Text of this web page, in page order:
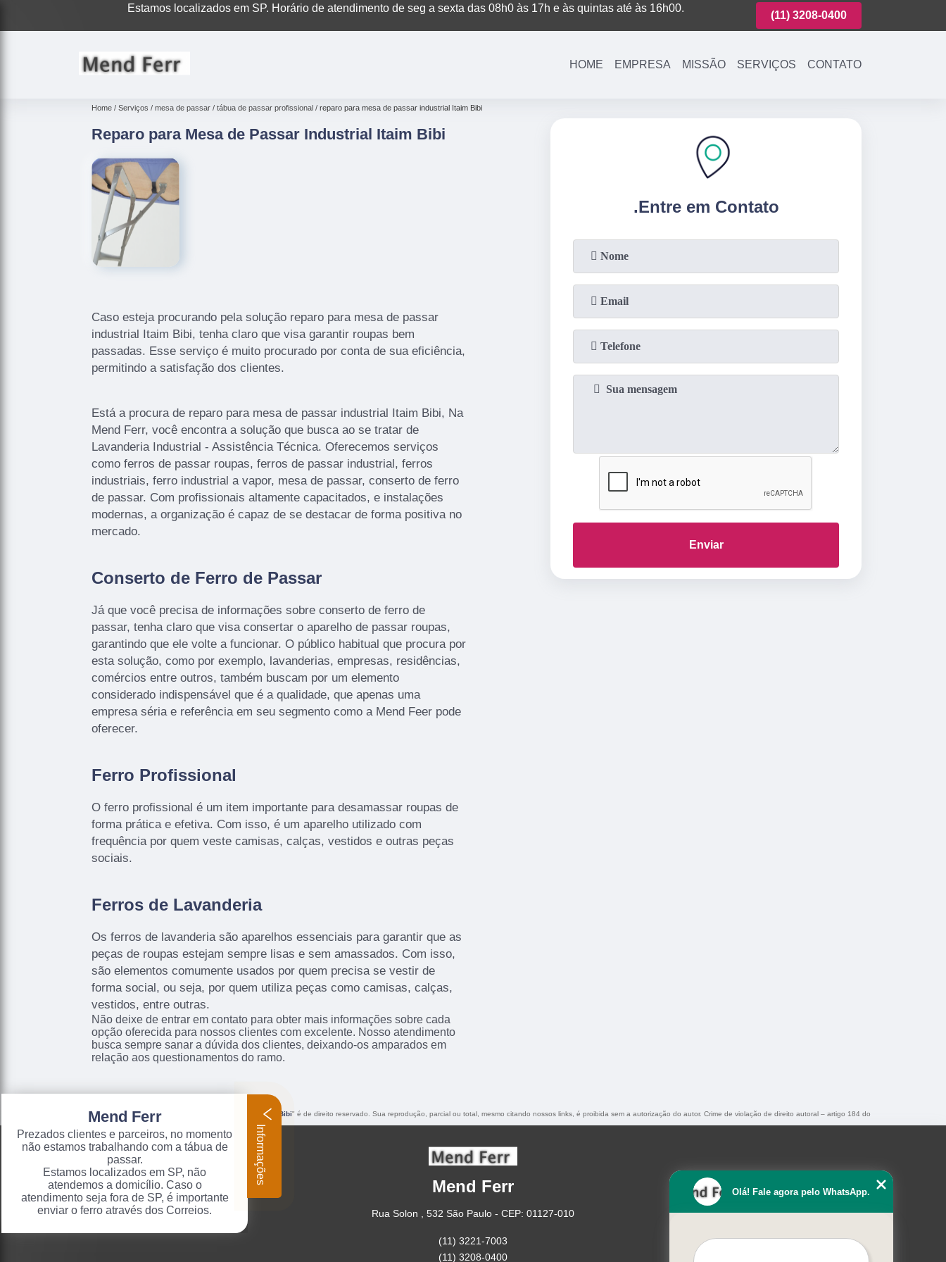
Estamos localizados em SP. Horário de atendimento de seg a sexta das 08h0 às 17h e às quintas até às 16h00.
(11)3221-7003 (11) 3208-0400 (11)3221-7003 (11) 3208-0400
HOME EMPRESA MISSÃO SERVIÇOS CONTATO
Home Serviços mesa de passar tábua de passar profissional reparo para mesa de passar industrial Itaim Bibi
Reparo para Mesa de Passar Industrial Itaim Bibi
Caso esteja procurando pela solução reparo para mesa de passar
industrial Itaim Bibi, tenha claro que visa garantir roupas bem
passadas. Esse serviço é muito procurado por conta de sua eficiência,
permitindo a satisfação dos clientes.
Está a procura de reparo para mesa de passar industrial Itaim Bibi, Na
Mend Ferr, você encontra a solução que busca ao se tratar de
Lavanderia Industrial - Assistência Técnica. Oferecemos serviços
como ferros de passar roupas, ferros de passar industrial, ferros
industriais, ferro industrial a vapor, mesa de passar, conserto de ferro
de passar. Com profissionais altamente capacitados, e instalações
modernas, a organização é capaz de se destacar de forma positiva no
mercado.
Conserto de Ferro de Passar
Já que você precisa de informações sobre conserto de ferro de
passar, tenha claro que visa consertar o aparelho de passar roupas,
garantindo que ele volte a funcionar. O público habitual que procura por
esta solução, como por exemplo, lavanderias, empresas, residências,
comércios entre outros, também buscam por um elemento
considerado indispensável que é a qualidade, que apenas uma
empresa séria e referência em seu segmento como a Mend Feer pode
oferecer.
Ferro Profissional
O ferro profissional é um item importante para desamassar roupas de
forma prática e efetiva. Com isso, é um aparelho utilizado com
frequência por quem veste camisas, calças, vestidos e outras peças
sociais.
Ferros de Lavanderia
Os ferros de lavanderia são aparelhos essenciais para garantir que as
peças de roupas estejam sempre lisas e sem amassados. Com isso,
são elementos comumente usados por quem precisa se vestir de
forma social, ou seja, por quem utiliza peças como camisas, calças,
vestidos, entre outras.
Não deixe de entrar em contato para obter mais informações sobre cada
opção oferecida para nossos clientes com excelente. Nosso atendimento
busca sempre sanar a dúvida dos clientes, deixando-os amparados em
relação aos questionamentos do ramo.
.Entre em Contato
Enviar
O conteúdo do texto "Reparo para Mesa de Passar Industrial Itaim Bibi" é de direito reservado. Sua reprodução, parcial ou total, mesmo citando nossos links, é proibida sem a autorização do autor. Crime de violação de direito autoral – artigo 184 do
Código Penal –Lei 9610/98 - Lei de direitos autorais
Mend Ferr
Rua Solon , 532 São Paulo - CEP: 01127-010
(11) 3221-7003
(11) 3208-0400
Olá! Fale agora pelo WhatsApp.
Mend Ferr
Prezados clientes e parceiros, no momento
não estamos trabalhando com a tábua de
passar.
Estamos localizados em SP, não
atendemos a domicílio. Caso o
atendimento seja fora de SP, é importante
enviar o ferro através dos Correios.
Informações